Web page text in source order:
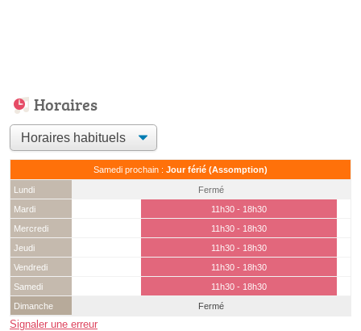
Horaires
Samedi prochain : Jour férié (Assomption)
Lundi
Fermé
Mardi
11h30 - 18h30
Mercredi
11h30 - 18h30
Jeudi
11h30 - 18h30
Vendredi
11h30 - 18h30
Samedi
11h30 - 18h30
Dimanche
Fermé
Signaler une erreur